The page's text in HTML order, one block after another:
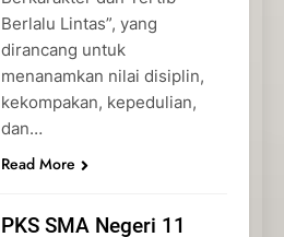
Berlalu Lintas”, yang
dirancang untuk
menanamkan nilai disiplin,
kekompakan, kepedulian,
dan…
Read More
PKS SMA Negeri 11